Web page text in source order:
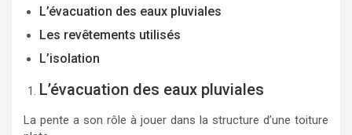
L’évacuation des eaux pluviales
Les revêtements utilisés
L’isolation
L’évacuation des eaux pluviales
La pente a son rôle à jouer dans la structure d’une toiture